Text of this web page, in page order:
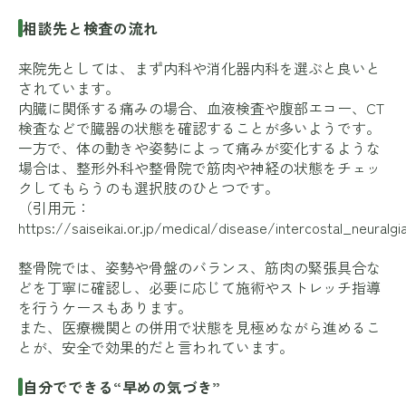
相談先と検査の流れ
来院先としては、まず内科や消化器内科を選ぶと良いと
されています。
内臓に関係する痛みの場合、血液検査や腹部エコー、CT
検査などで臓器の状態を確認することが多いようです。
一方で、体の動きや姿勢によって痛みが変化するような
場合は、整形外科や整骨院で筋肉や神経の状態をチェッ
クしてもらうのも選択肢のひとつです。
（引用元：
https://saiseikai.or.jp/medical/disease/
整骨院では、姿勢や骨盤のバランス、筋肉の緊張具合な
どを丁寧に確認し、必要に応じて施術やストレッチ指導
を行うケースもあります。
また、医療機関との併用で状態を見極めながら進めるこ
とが、安全で効果的だと言われています。
自分でできる“早めの気づき”